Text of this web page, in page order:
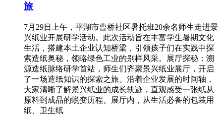
旅
7月29日上午，平湖市曹桥社区暑托班20余名师生走进景
兴纸业开展研学活动。此次活动旨在丰富学生暑期文化
生活，搭建本土企业认知桥梁，引领孩子们在实践中探
索造纸奥秘，领略绿色工业的别样风采。展厅探秘：溯
源造纸脉络研学首站，师生们齐聚景兴纸业展厅，开启
了一场造纸知识的探索之旅。沿着企业发展的时间轴，
大家清晰了解景兴纸业的成长轨迹，直观感受一张纸从
原料到成品的蜕变历程。展厅内，从生活必备的包装用
纸、卫生纸